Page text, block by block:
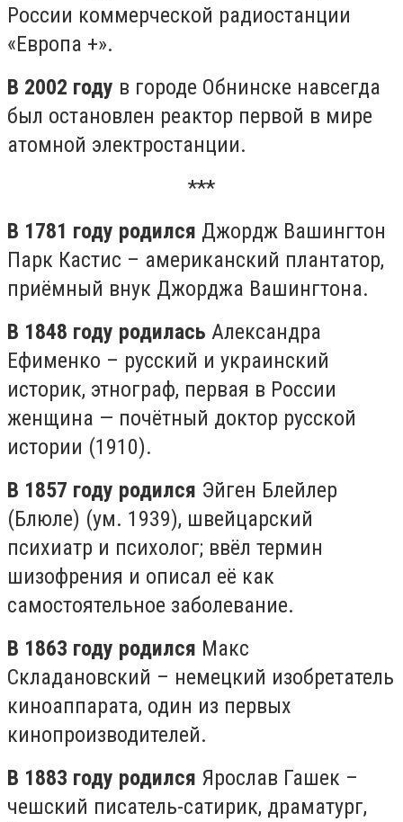
России коммерческой радиостанции
«Европа +».
В 2002 году в городе Обнинске навсегда
был остановлен реактор первой в мире
атомной электростанции.
***
В 1781 году родился Джордж Вашингтон
Парк Кастис – американский плантатор,
приёмный внук Джорджа Вашингтона.
В 1848 году родилась Александра
Ефименко – русский и украинский
историк, этнограф, первая в России
женщина — почётный доктор русской
истории (1910).
В 1857 году родился Эйген Блейлер
(Блюле) (ум. 1939), швейцарский
психиатр и психолог; ввёл термин
шизофрения и описал её как
самостоятельное заболевание.
В 1863 году родился Макс
Складановский – немецкий изобретатель
киноаппарата, один из первых
кинопроизводителей.
В 1883 году родился Ярослав Гашек –
чешский писатель-сатирик, драматург,